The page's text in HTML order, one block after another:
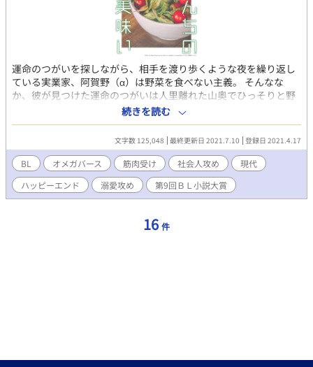
バムには「じゅうじんぞくのおよめさんになりたい」なんて書い
ていたのに、いざそれが現実になると…！？！？ものすごい面食
い。ユキの顔が好き。 それぞれのお話の題名に、 ちょっとえっち
なやつ* えっちなやつ** すごくえっちなやつ*** で印を付けてい
ます。 ⚠️攻めが受けの性器、アヌスを舐める表現が度々ありま
す。苦手な方はお気を付けください。 FANBOX開設しました🎈 ・
ボツネタ何本か ・ボツネタ🔞ペニスリング 拘束棒(未完結) そし
て秘密の番外編もいち早く読めるかも…？ 「本編完結目前」のお
祭りに乗じて、これまで放出できなかった小ネタや、プロットな
どを投稿したので、継続支援というよりかは「買い切り」のイメ
ージで、今月だけ覗いてもらえると嬉しいです😋 よろしくお願い
します😋 https://saitoruru0116.fanbox.cc/
運命のつがいを探しながら、相手を渡り歩くような夜を繰り返し
ている実業家、阿賀野（α）は野菜を食べない主義。 そんなな
か、彼が見つけた運命のつがいは人里離れた山奥でひっそりと野
菜農家を営む真柴（Ω）だった。 オメガなのだからすぐにアルフ
ァに屈すると思うも、人嫌いで会話にすら応じてくれない真柴を
落とすべく山奥に通い詰めるが、やがて阿賀野は彼が人嫌いにな
った理由を知るようになる。 ※一話目のみ、攻めと女性の関係を
におわせる描写があります。 ※2019年に前後編が完結した創作同
人誌からの再録です。
続きを読む
文字数 125,048 最終更新日 2021.7.10 登録日 2021.4.17
BL オメガバース 筋肉受け 社会人攻め
現代
ハッピーエンド
溺愛攻め 第9回ＢＬ小説大賞
16 件